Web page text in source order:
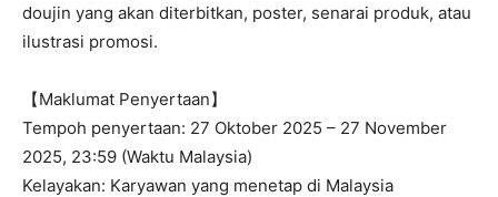
doujin yang akan diterbitkan, poster, senarai produk, atau
ilustrasi promosi.
【Maklumat Penyertaan】
Tempoh penyertaan: 27 Oktober 2025 – 27 November
2025, 23:59 (Waktu Malaysia)
Kelayakan: Karyawan yang menetap di Malaysia